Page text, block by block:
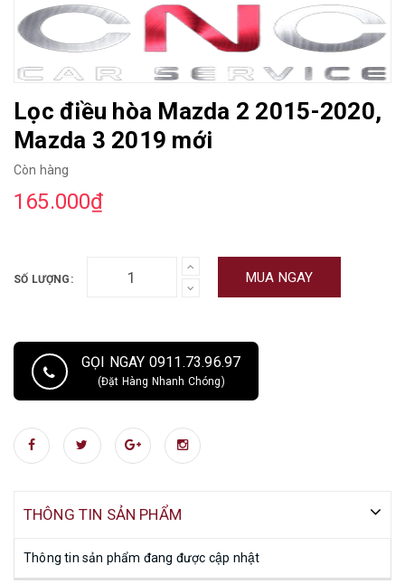
Lọc điều hòa Mazda 2 2015-2020,
Mazda 3 2019 mới
Còn hàng
165.000₫
SỐ LƯỢNG: MUA NGAY
GỌI NGAY 0911.73.96.97
(Đặt Hàng Nhanh Chóng)
THÔNG TIN SẢN PHẨM
Thông tin sản phẩm đang được cập nhật